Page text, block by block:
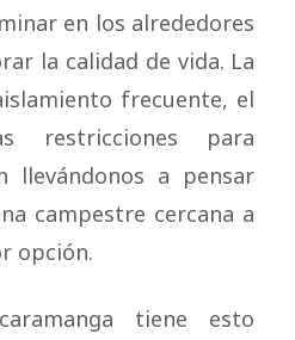
en los alrededores
la calidad de vida. La
frecuente, el
restricciones para
llevándonos a pensar
campestre cercana a
opción.
tiene esto